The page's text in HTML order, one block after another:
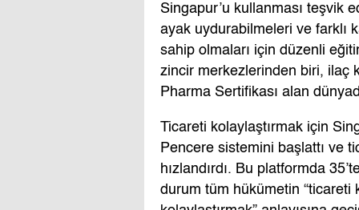
Singapur’u kullanması teşvik
ayak uydurabilmeleri ve farklı
sahip olmaları için düzenli
zincir merkezlerinden biri, ilaç
Pharma Sertifikası alan
Ticareti kolaylaştırmak için
Pencere sistemini başlattı ve
hızlandırdı. Bu platformda
durum tüm hükümetin “ticareti